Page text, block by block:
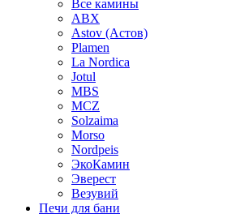
Все камины
ABX
Astov (Астов)
Plamen
La Nordica
Jotul
MBS
MCZ
Solzaima
Morso
Nordpeis
ЭкоКамин
Эверест
Везувий
Печи для бани